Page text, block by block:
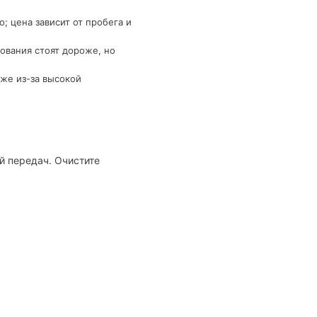
цена зависит от пробега и
стоят дороже, но
из-за высокой
передач. Очистите